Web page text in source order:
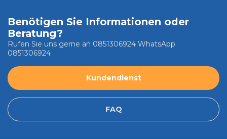
Benötigen Sie Informationen oder
Beratung?
Rufen Sie uns gerne an 0851306924 WhatsApp
0851306924
Kundendienst
FAQ